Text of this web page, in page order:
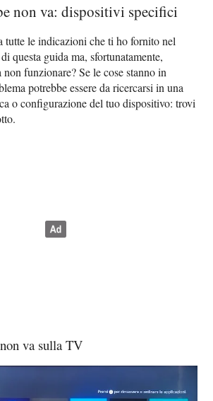
non va: dispositivi specifici
tutte le indicazioni che ti ho fornito nel
questa guida ma, sfortunatamente,
funzionare? Se le cose stanno in
potrebbe essere da ricercarsi in una
o configurazione del tuo dispositivo: trovi
va sulla TV